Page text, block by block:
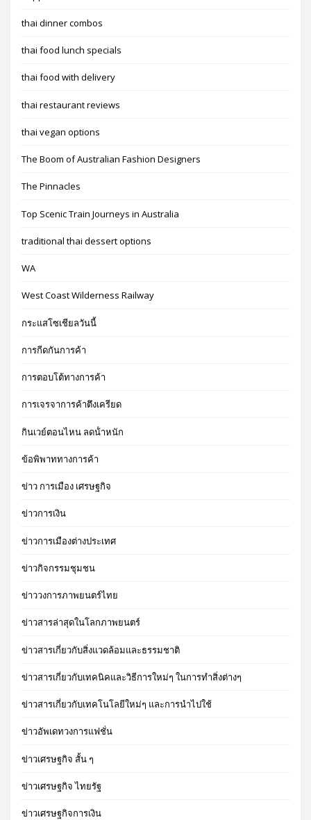
thai dinner combos
thai food lunch specials
thai food with delivery
thai restaurant reviews
thai vegan options
The Boom of Australian Fashion Designers
The Pinnacles
Top Scenic Train Journeys in Australia
traditional thai dessert options
WA
West Coast Wilderness Railway
กระแสโซเชียลวันนี้
การกีดกันการค้า
การตอบโต้ทางการค้า
การเจรจาการค้าตึงเครียด
กินเวย์ตอนไหน ลดน้ําหนัก
ข้อพิพาททางการค้า
ข่าว การเมือง เศรษฐกิจ
ข่าวการเงิน
ข่าวการเมืองต่างประเทศ
ข่าวกิจกรรมชุมชน
ข่าววงการภาพยนตร์ไทย
ข่าวสารล่าสุดในโลกภาพยนตร์
ข่าวสารเกี่ยวกับสิ่งแวดล้อมและธรรมชาติ
ข่าวสารเกี่ยวกับเทคนิคและวิธีการใหม่ๆ ในการทำสิ่งต่างๆ
ข่าวสารเกี่ยวกับเทคโนโลยีใหม่ๆ และการนำไปใช้
ข่าวอัพเดทวงการแฟชั่น
ข่าวเศรษฐกิจ สั้น ๆ
ข่าวเศรษฐกิจ ไทยรัฐ
ข่าวเศรษฐกิจการเงิน